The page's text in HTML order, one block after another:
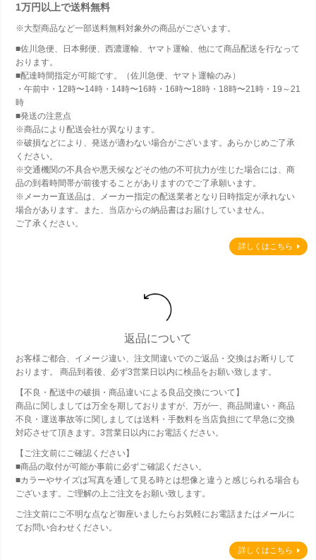
1万円以上で送料無料
※大型商品など一部送料無料対象外の商品がございます。
■佐川急便、日本郵便、西濃運輸、ヤマト運輸、他にて商品配送を行なって
おります。
■配達時間指定が可能です。（佐川急便、ヤマト運輸のみ）
・午前中・12時〜14時・14時〜16時・16時〜18時・18時〜21時・19～21
時
■発送の注意点
※商品により配送会社が異なります。
※破損などにより、発送が適わない場合がございます。あらかじめご了承
ください。
※交通機関の不具合や悪天候などその他の不可抗力が生じた場合には、商
品の到着時間帯が前後することがありますのでご了承願います。
※メーカー直送品は、メーカー指定の配送業者となり日時指定が承れない
場合があります。また、当店からの納品書はお届けしていません。
ご了承ください。
詳しくはこちら
返品について
お客様ご都合、イメージ違い、注文間違いでのご返品・交換はお断りして
おります。 商品到着後、必ず3営業日以内に検品をお願い致します。
【不良・配送中の破損・商品違いによる良品交換について】
商品に関しましては万全を期しておりますが、万が一、商品間違い・商品
不良・運送事故等に関しましては送料・手数料を当店負担にて早急に交換
対応させて頂きます。3営業日以内にお電話ください。
【ご注文前にご確認ください】
■商品の取付が可能か事前に必ずご確認ください。
■カラーやサイズは写真を通して見る時とは想像と違うと感じられる場合も
ございます。ご理解の上ご注文をお願い致します。
ご注文前にご不明な点など御座いましたらお気軽にお電話またはメールに
てお問い合わせください。
詳しくはこちら